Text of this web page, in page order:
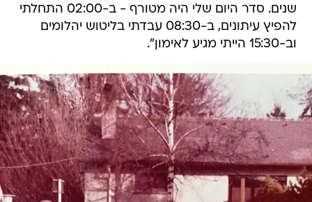
וב-15:30 הייתי מגיע לאימון".